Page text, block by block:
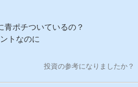
青ポチついているの？
トなのに
投資の参考になりましたか？